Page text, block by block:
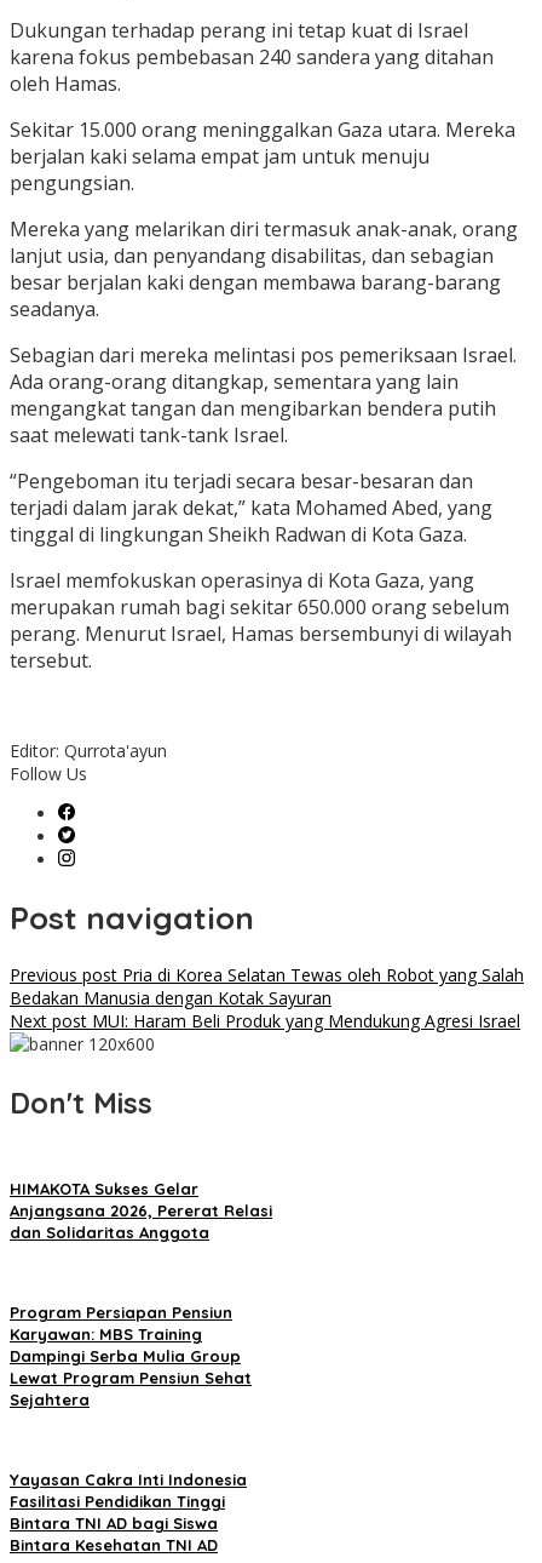
Dukungan terhadap perang ini tetap kuat di Israel
karena fokus pembebasan 240 sandera yang ditahan
oleh Hamas.
Sekitar 15.000 orang meninggalkan Gaza utara. Mereka
berjalan kaki selama empat jam untuk menuju
pengungsian.
Mereka yang melarikan diri termasuk anak-anak, orang
lanjut usia, dan penyandang disabilitas, dan sebagian
besar berjalan kaki dengan membawa barang-barang
seadanya.
Sebagian dari mereka melintasi pos pemeriksaan Israel.
Ada orang-orang ditangkap, sementara yang lain
mengangkat tangan dan mengibarkan bendera putih
saat melewati tank-tank Israel.
“Pengeboman itu terjadi secara besar-besaran dan
terjadi dalam jarak dekat,” kata Mohamed Abed, yang
tinggal di lingkungan Sheikh Radwan di Kota Gaza.
Israel memfokuskan operasinya di Kota Gaza, yang
merupakan rumah bagi sekitar 650.000 orang sebelum
perang. Menurut Israel, Hamas bersembunyi di wilayah
tersebut.
Editor: Qurrota'ayun
Follow Us
Post navigation
Previous post Pria di Korea Selatan Tewas oleh Robot yang Salah
Bedakan Manusia dengan Kotak Sayuran
Next post MUI: Haram Beli Produk yang Mendukung Agresi Israel
Don't Miss
HIMAKOTA Sukses Gelar
Anjangsana 2026, Pererat Relasi
dan Solidaritas Anggota
Program Persiapan Pensiun
Karyawan: MBS Training
Dampingi Serba Mulia Group
Lewat Program Pensiun Sehat
Sejahtera
Yayasan Cakra Inti Indonesia
Fasilitasi Pendidikan Tinggi
Bintara TNI AD bagi Siswa
Bintara Kesehatan TNI AD